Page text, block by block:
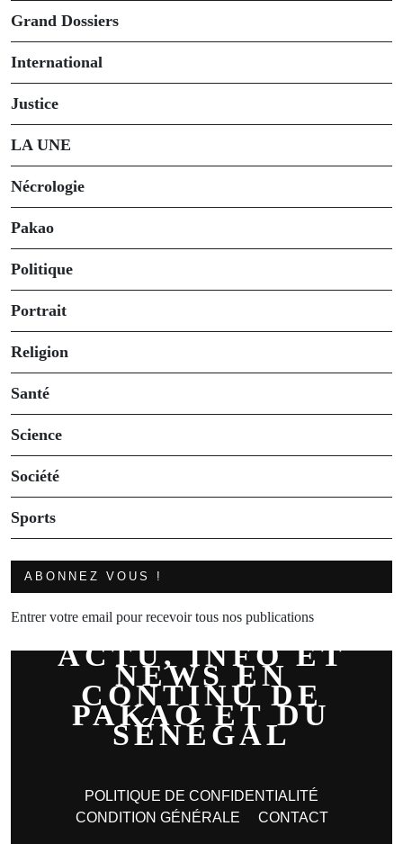
Grand Dossiers
International
Justice
LA UNE
Nécrologie
Pakao
Politique
Portrait
Religion
Santé
Science
Société
Sports
ABONNEZ VOUS !
Entrer votre email pour recevoir tous nos publications
ACTU, INFO ET
NEWS EN
CONTINU DE
PAKAO ET DU
SÉNÉGAL
POLITIQUE DE CONFIDENTIALITÉ
CONDITION GÉNÉRALE
CONTACT